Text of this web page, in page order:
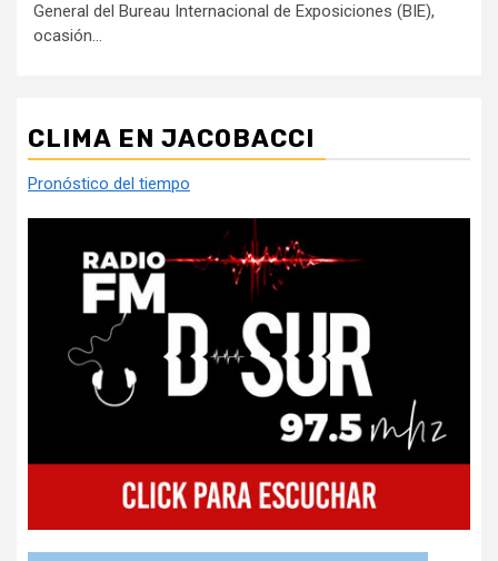
General del Bureau Internacional de Exposiciones (BIE),
ocasión...
CLIMA EN JACOBACCI
Pronóstico del tiempo